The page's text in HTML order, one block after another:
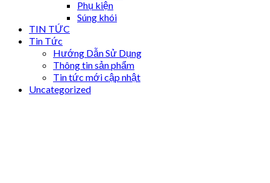
Phụ kiện
Súng khói
TIN TỨC
Tin Tức
Hướng Dẫn Sử Dụng
Thông tin sản phẩm
Tin tức mới cập nhật
Uncategorized